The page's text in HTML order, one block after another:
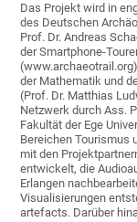
Das Projekt wird in
des Deutschen
Prof. Dr. Andreas
der Smartphone-
der Mathematik und
(Prof. Dr. Matthias
Netzwerk durch Ass.
Fakultät der Ege
Bereichen Tourismus
mit den
entwickelt, die
Erlangen
Visualisierungen
artefacts. Darüber